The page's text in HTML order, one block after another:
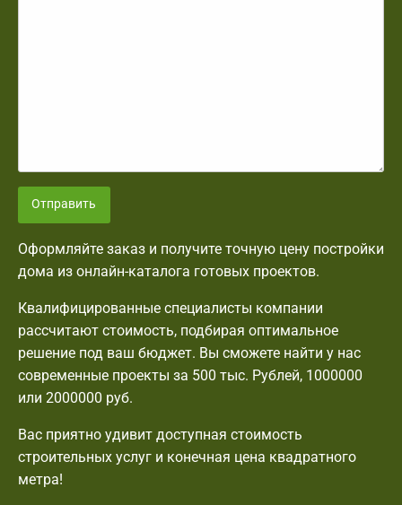
Отправить
Оформляйте заказ и получите точную цену постройки
дома из онлайн-каталога готовых проектов.
Квалифицированные специалисты компании
рассчитают стоимость, подбирая оптимальное
решение под ваш бюджет. Вы сможете найти у нас
современные проекты за 500 тыс. Рублей, 1000000
или 2000000 руб.
Вас приятно удивит доступная стоимость
строительных услуг и конечная цена квадратного
метра!